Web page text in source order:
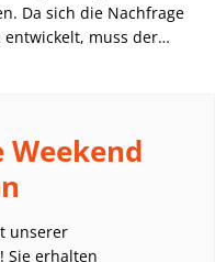
Da sich die Nachfrage
muss der
Weekend
unserer
Sie erhalten